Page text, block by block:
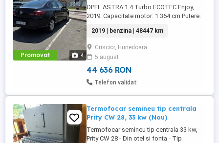
Promovat 4
OPEL ASTRA 1.4 Turbo ECOTEC Enjoy,
2019. Capacitate motor: 1 364 cm Putere:
Sedan Rulaj: 48 447 km Culoare: Negru An
model 2020, fabricat: 2019 Număr de
portiere: 4; 5 locuri Stare: utilizat (prezintă
uzură estetică moderată, vopsea
zgârâiată care necesită polișare, ...
2019 | benzina | 48447 km
Criscior, Hunedoara
5 august
44 636 RON
Telefon validat
Termofocar semineu tip centrala
Prity CW 28, 33 kw (Nou)
Termofocar semineu tip centrala 33 kw,
Prity CW 28 - Din otel si fonta - Tip